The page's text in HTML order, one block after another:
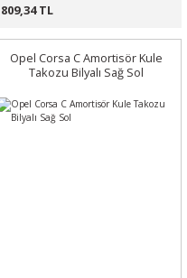
809,34 TL
Opel Corsa C Amortisör Kule
Takozu Bilyalı Sağ Sol